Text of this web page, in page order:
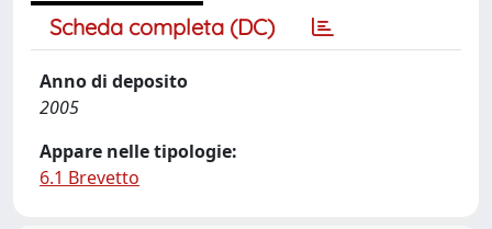
Scheda completa (DC)
Anno di deposito
2005
Appare nelle tipologie:
6.1 Brevetto